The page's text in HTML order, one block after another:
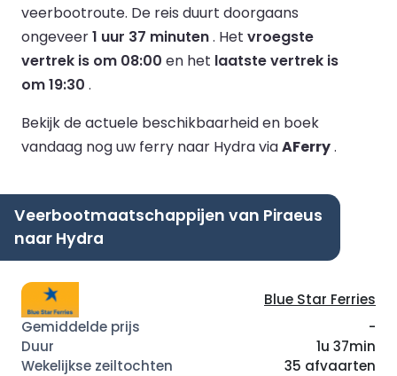
veerbootroute. De reis duurt doorgaans
ongeveer1 uur 37 minuten. Het vroegste
vertrek is om 08:00 en het laatste vertrek is
om 19:30 .
Bekijk de actuele beschikbaarheid en boek
vandaag nog uw ferry naar Hydra viaAFerry.
Veerbootmaatschappijen van Piraeus
naar Hydra
Blue Star Ferries
-
1u 37min
35 afvaarten